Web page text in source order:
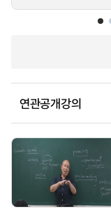
연관공개강의